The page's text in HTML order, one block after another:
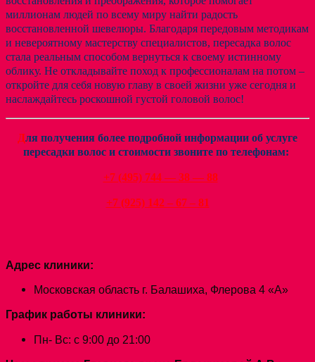
миллионам людей по всему миру найти радость
восстановленной шевелюры. Благодаря передовым методикам
и невероятному мастерству специалистов, пересадка волос
стала реальным способом вернуться к своему истинному
облику. Не откладывайте поход к профессионалам на потом –
откройте для себя новую главу в своей жизни уже сегодня и
наслаждайтесь роскошной густой головой волос!
Для получения более подробной информации об услуге
пересадки волос и стоимости звоните по телефонам:
+7 (495) 744— 38 — 88
+7 (925) 142 – 67 – 81
Адрес клиники:
Московская область г. Балашиха, Флерова 4 «А»
График работы клиники:
Пн- Вс: с 9:00 до 21:00